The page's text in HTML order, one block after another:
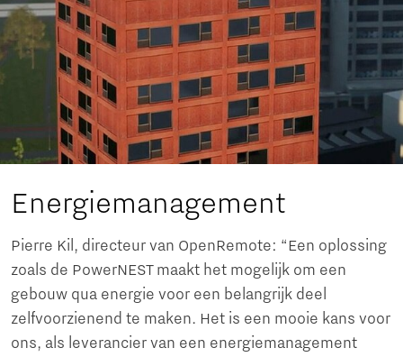
Energiemanagement
Pierre Kil, directeur van OpenRemote: “Een oplossing
zoals de PowerNEST maakt het mogelijk om een
gebouw qua energie voor een belangrijk deel
zelfvoorzienend te maken. Het is een mooie kans voor
ons, als leverancier van een energiemanagement